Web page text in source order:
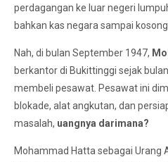
perdagangan ke luar negeri
bahkan kas negara sampai
Nah, di bulan September 1947,
berkantor di Bukittinggi sejak
membeli pesawat. Pesawat ini
blokade, alat angkutan, dan
masalah, uangnya darimana?
Mohammad Hatta sebagai Urang